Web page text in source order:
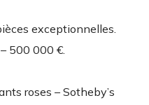
exceptionnelles.
500 000 €.
roses – Sotheby’s